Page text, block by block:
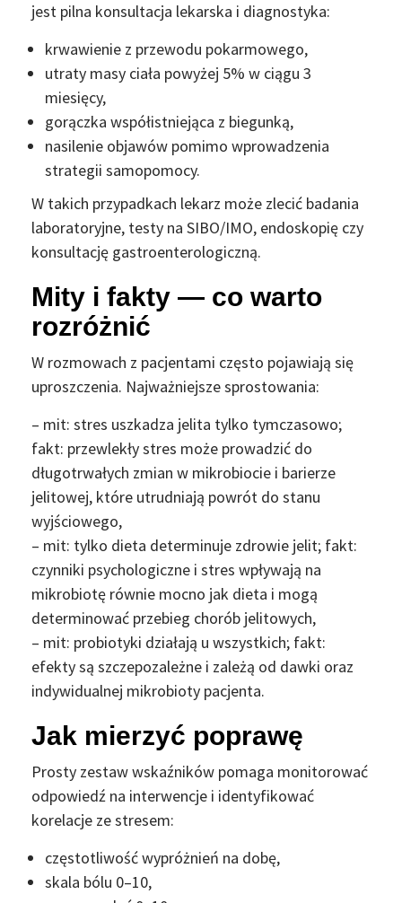
jest pilna konsultacja lekarska i diagnostyka:
krwawienie z przewodu pokarmowego,
utraty masy ciała powyżej 5% w ciągu 3
miesięcy,
gorączka współistniejąca z biegunką,
nasilenie objawów pomimo wprowadzenia
strategii samopomocy.
W takich przypadkach lekarz może zlecić badania
laboratoryjne, testy na SIBO/IMO, endoskopię czy
konsultację gastroenterologiczną.
Mity i fakty — co warto
rozróżnić
W rozmowach z pacjentami często pojawiają się
uproszczenia. Najważniejsze sprostowania:
– mit: stres uszkadza jelita tylko tymczasowo;
fakt: przewlekły stres może prowadzić do
długotrwałych zmian w mikrobiocie i barierze
jelitowej, które utrudniają powrót do stanu
wyjściowego,
– mit: tylko dieta determinuje zdrowie jelit; fakt:
czynniki psychologiczne i stres wpływają na
mikrobiotę równie mocno jak dieta i mogą
determinować przebieg chorób jelitowych,
– mit: probiotyki działają u wszystkich; fakt:
efekty są szczepozależne i zależą od dawki oraz
indywidualnej mikrobioty pacjenta.
Jak mierzyć poprawę
Prosty zestaw wskaźników pomaga monitorować
odpowiedź na interwencje i identyfikować
korelacje ze stresem:
częstotliwość wypróżnień na dobę,
skala bólu 0–10,